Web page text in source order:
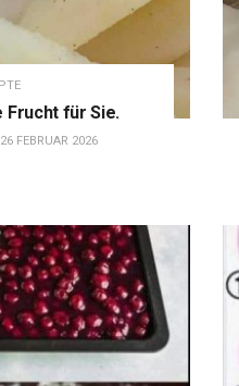
Frucht für Sie.
FEBRUAR 2026